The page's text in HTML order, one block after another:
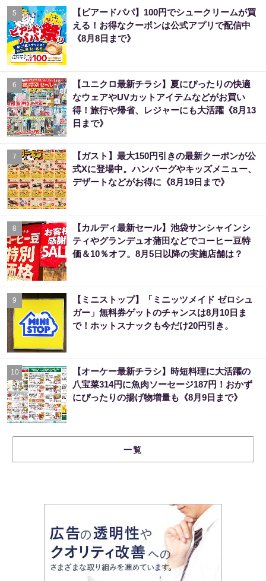
5
【ビアードパパ】100円でシュークリームが買
える！お得なクーポンは公式アプリで配信中
《8月8日まで》
6
【ユニクロ最新チラシ】夏にぴったりの快適
なウェアやUVカットアイテムなどがお買い
得！旅行や帰省、レジャーにも大活躍《8月13
日まで》
7
【ガスト】最大150円引きの最新クーポンが公
式Xに登場中。ハンバーグやキッズメニュー、
デザートなどがお得に《8月19日まで》
8
【カルディ最新セール】池袋サンシャインシ
ティやグランデュオ蒲田などでコーヒー豆特
価＆10％オフ。8月5日以降の実施店舗は？
9
【ミニストップ】「ミニッツメイド ゼロシュ
ガー」無料券ゲットのチャンスは8月10日ま
で！ホットスナックも今だけ20円引き。
10
【オーケー最新チラシ】時短料理に大活躍の
八宝菜314円に魚肉ソーセージ187円！おかず
にぴったりの揚げ物増量も《8月9日まで》
一覧